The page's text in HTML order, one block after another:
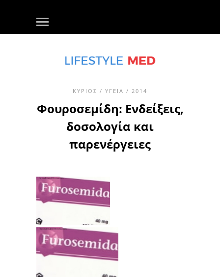
ΚΎΡΙΟΣ / ΥΓΕΊΑ / 2014
Φουροσεμίδη: Ενδείξεις,
δοσολογία και
παρενέργειες